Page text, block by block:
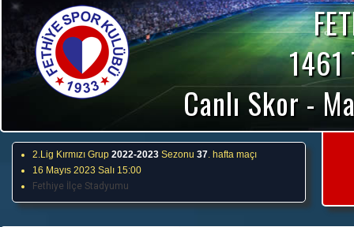
1461
Canlı Skor -
2.Lig Kırmızı Grup 2022-2023 Sezonu 37. hafta maçı
16 Mayıs 2023 Salı 15:00
Fethiye İlçe Stadyumu